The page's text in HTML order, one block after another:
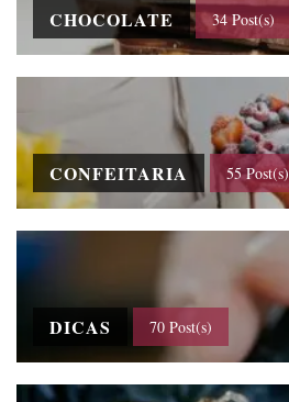
CHOCOLATE 34 Post(s)
CONFEITARIA 55 Post(s)
DICAS 70 Post(s)